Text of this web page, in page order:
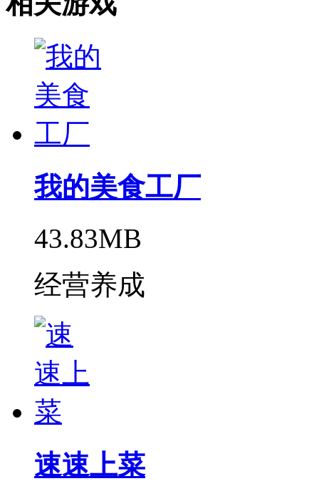
我的美食工厂
43.83MB
经营养成
速速上菜